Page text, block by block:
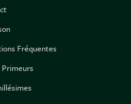
Fréquentes